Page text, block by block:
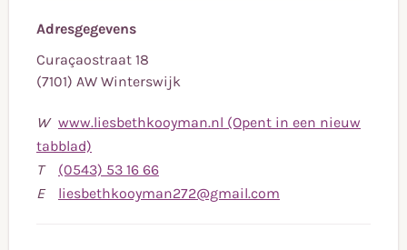
Adresgegevens
Curaçaostraat 18
(7101) AW Winterswijk
W www.liesbethkooyman.nl (Opent in een nieuw
tabblad)
T
(0543) 53 16 66Bel
naar
E liesbethkooyman272@gmail.com